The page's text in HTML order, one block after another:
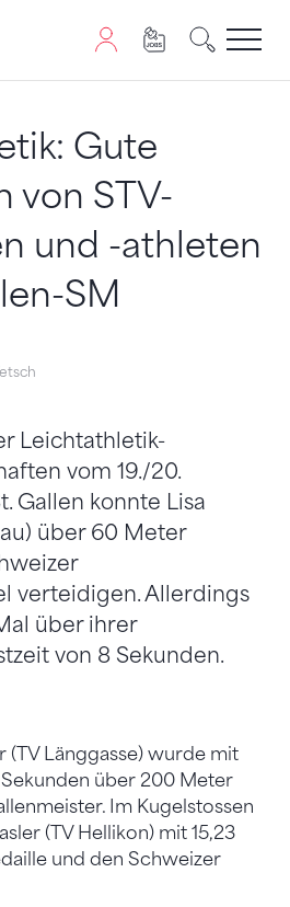
Seite wird JavaScript benötigt.
Gute
von STV-
und -athleten
SM
Leichtathletik-
vom 19./20.
Gallen konnte Lisa
über 60 Meter
verteidigen. Allerdings
über ihrer
von 8 Sekunden.
(TV Länggasse) wurde mit
über 200 Meter
Im Kugelstossen
(TV Hellikon) mit 15,23
und den Schweizer